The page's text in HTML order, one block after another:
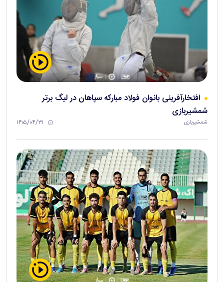
افتخارآفرینی بانوان فولاد مبارکه سپاهان در لیگ برتر
شمشیربازی
شمشیربازی ۱۴۰۵/۰۴/۳۱